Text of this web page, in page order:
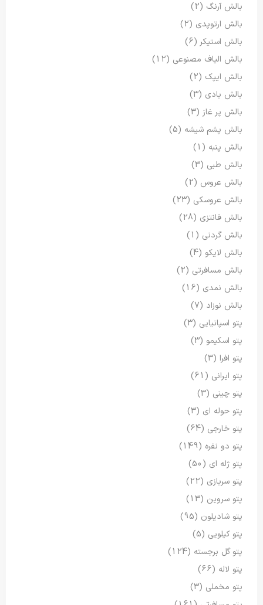
بالش آرنگ (2)
بالش ارتوپدی (2)
بالش استیکر (6)
بالش الیاف مصنوعی (12)
بالش ایپک (2)
بالش بادی (3)
بالش پر غاز (3)
بالش پشم شیشه (5)
بالش پنبه (1)
بالش طبی (3)
بالش عروس (2)
بالش عروسکی (23)
بالش فانتزی (28)
بالش گردنی (1)
بالش لایکو (4)
بالش مسافرتی (2)
بالش نمدی (16)
بالش نوزاد (7)
پتو اسپانیایی (3)
پتو اسکیمو (3)
پتو افرا (3)
پتو ایرانی (61)
پتو چینی (3)
پتو حوله ای (3)
پتو خارجی (64)
پتو دو نفره (149)
پتو ژله ای (50)
پتو سربازی (22)
پتو سروین (13)
پتو شادیلون (95)
پتو کیلویی (5)
پتو گل برجسته (124)
پتو لاله (66)
پتو مخملی (3)